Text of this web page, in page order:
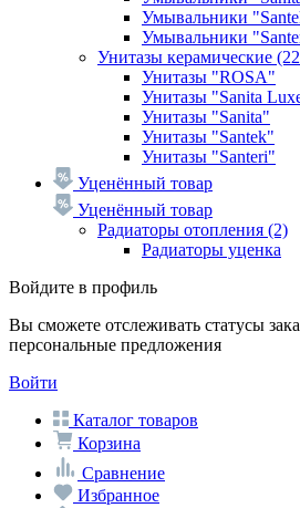
Умывальники
Умывальники
Унитазы керамические
Унитазы "ROSA"
Унитазы "Sanita
Унитазы "Sanita"
Унитазы "Santek"
Унитазы "Santeri"
Уценённый товар
Уценённый товар
Радиаторы отопления (2)
Радиаторы уценка
Войдите в профиль
Вы сможете отслеживать статусы
персональные предложения
Войти
Каталог товаров
Корзина
Сравнение
Избранное